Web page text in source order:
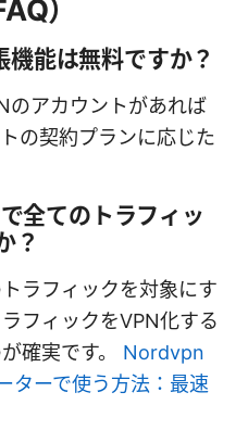
）
能は無料ですか？
のアカウントがあれば
の契約プランに応じた
全てのトラフィッ
？
ラフィックを対象にす
フィックをVPN化する
確実です。 Nordvpn
ターで使う方法：最速